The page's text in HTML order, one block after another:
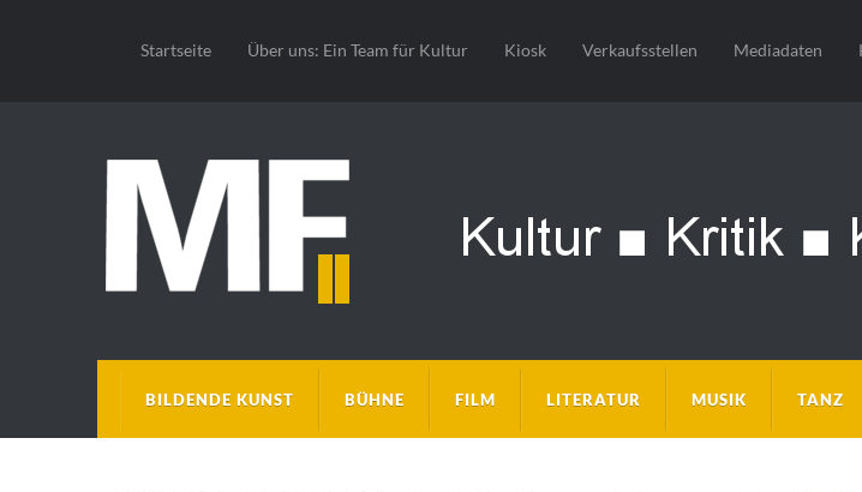
Startseite Über uns: Ein Team für Kultur Kiosk Verkaufsstellen Mediadaten
BILDENDE KUNST BÜHNE FILM LITERATUR MUSIK TANZ